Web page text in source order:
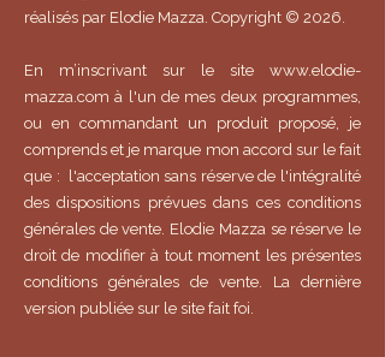
réalisés par Elodie Mazza. Copyright © 2026.
En m’inscrivant sur le site www.elodie-
mazza.com à l'un de mes deux programmes,
ou en commandant un produit proposé, je
comprends et je marque mon accord sur le fait
que : l'acceptation sans réserve de l'intégralité
des dispositions prévues dans ces conditions
générales de vente. Elodie Mazza se réserve le
droit de modifier à tout moment les présentes
conditions générales de vente. La dernière
version publiée sur le site fait foi.​